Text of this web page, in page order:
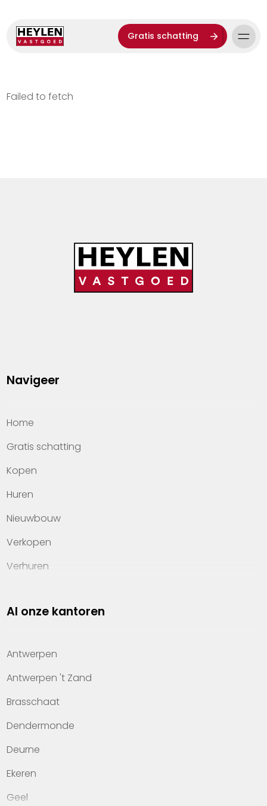
Gratis schatting
Failed to fetch
Navigeer
Home
Gratis schatting
Kopen
Huren
Nieuwbouw
Verkopen
Verhuren
Property management
Kennis van wonen
Kantoren
Veelgestelde vragen
Werken bij Heylen Vastgoed
Contact
Al onze kantoren
Antwerpen
Antwerpen 't Zand
Brasschaat
Dendermonde
Deurne
Ekeren
Geel